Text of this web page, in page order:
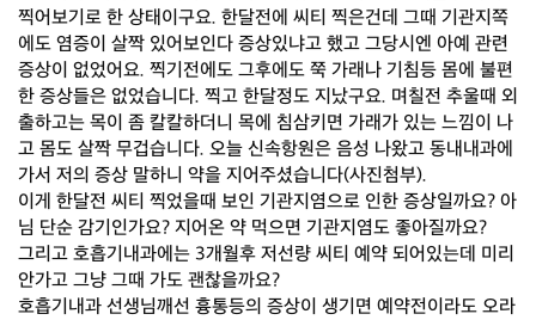
찍어보기로 한 상태이구요. 한달전에 씨티 찍은건데 그때 기관지쪽
에도 염증이 살짝 있어보인다 증상있냐고 했고 그당시엔 아예 관련
증상이 없었어요. 찍기전에도 그후에도 쭉 가래나 기침등 몸에 불편
한 증상들은 없었습니다. 찍고 한달정도 지났구요. 며칠전 추울때 외
출하고는 목이 좀 칼칼하더니 목에 침삼키면 가래가 있는 느낌이 나
고 몸도 살짝 무겁습니다. 오늘 신속항원은 음성 나왔고 동내내과에
가서 저의 증상 말하니 약을 지어주셨습니다(사진첨부).
이게 한달전 씨티 찍었을때 보인 기관지염으로 인한 증상일까요? 아
님 단순 감기인가요? 지어온 약 먹으면 기관지염도 좋아질까요?
그리고 호흡기내과에는 3개월후 저선량 씨티 예약 되어있는데 미리
안가고 그냥 그때 가도 괜찮을까요?
호흡기내과 선생님깨선 흉통등의 증상이 생기면 예약전이라도 오라